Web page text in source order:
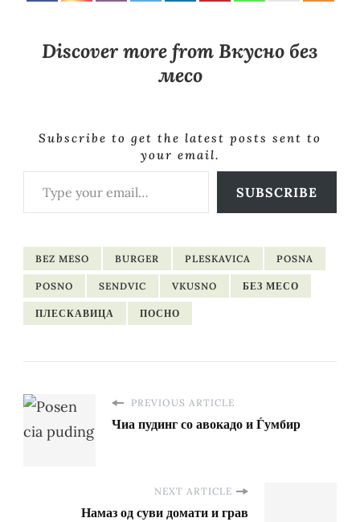
Discover more from Вкусно без
месо
Subscribe to get the latest posts sent to
your email.
Type your email…
SUBSCRIBE
BEZ MESO BURGER PLESKAVICA POSNA
POSNO SENDVIC VKUSNO БЕЗ МЕСО
ПЛЕСКАВИЦА ПОСНО
PREVIOUS ARTICLE
Чиа пудинг со авокадо и Ѓумбир
NEXT ARTICLE
Намаз од суви домати и грав